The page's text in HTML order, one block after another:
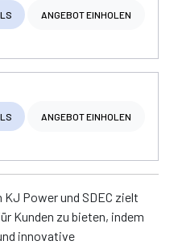
ANGEBOT EINHOLEN
ANGEBOT EINHOLEN
Power und SDEC zielt
Kunden zu bieten, indem
innovative